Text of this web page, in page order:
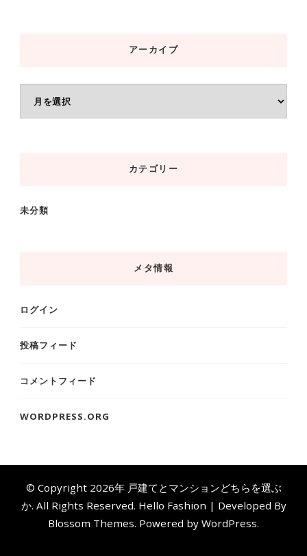
アーカイブ
カテゴリー
未分類
メタ情報
ログイン
投稿フィード
コメントフィード
WORDPRESS.ORG
© Copyright 2026年 戸建てとマンションどちらを選ぶ
か. All Rights Reserved. Hello Fashion | Developed By
Blossom Themes. Powered by WordPress.